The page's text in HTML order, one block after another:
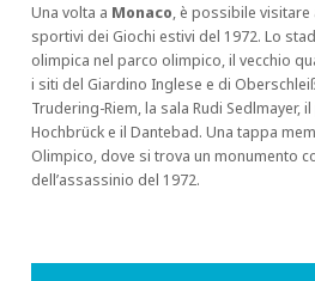
Una volta a Monaco, è possibile
sportivi dei Giochi estivi del 1972. Lo
olimpica nel parco olimpico, il vecchio
i siti del Giardino Inglese e di
Trudering-Riem, la sala Rudi Sedlmayer,
Hochbrück e il Dantebad. Una tappa
Olimpico, dove si trova un monumento
dell’assassinio del 1972.